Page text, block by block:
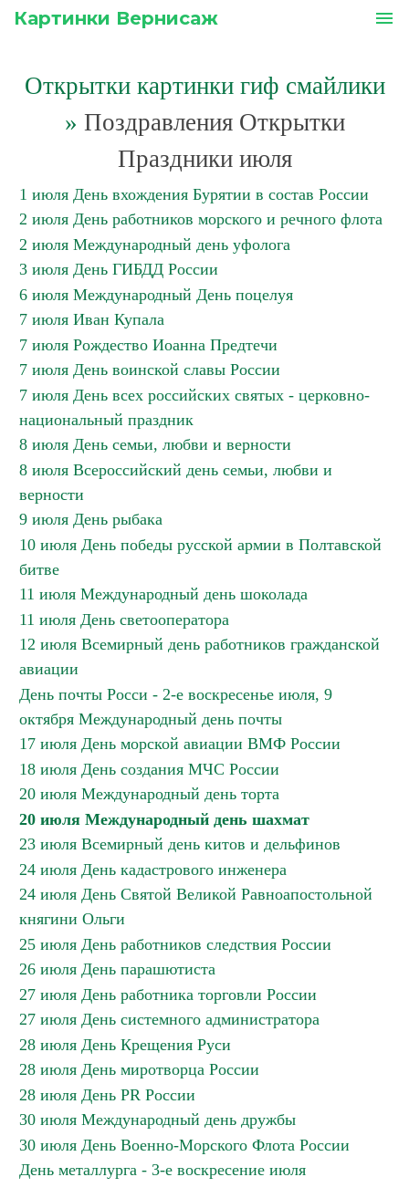
Картинки Вернисаж menu
Открытки картинки гиф смайлики
» Поздравления Открытки
Праздники июля
1 июля День вхождения Бурятии в состав России
2 июля День работников морского и речного флота
2 июля Международный день уфолога
3 июля День ГИБДД России
6 июля Международный День поцелуя
7 июля Иван Купала
7 июля Рождество Иоанна Предтечи
7 июля День воинской славы России
7 июля День всех российских святых - церковно-
национальный праздник
8 июля День семьи, любви и верности
8 июля Всероссийский день семьи, любви и
верности
9 июля День рыбака
10 июля День победы русской армии в Полтавской
битве
11 июля Международный день шоколада
11 июля День светооператора
12 июля Всемирный день работников гражданской
авиации
День почты Росси - 2-е воскресенье июля, 9
октября Международный день почты
17 июля День морской авиации ВМФ России
18 июля День создания МЧС России
20 июля Международный день торта
20 июля Международный день шахмат
23 июля Всемирный день китов и дельфинов
24 июля День кадастрового инженера
24 июля День Святой Великой Равноапостольной
княгини Ольги
25 июля День работников следствия России
26 июля День парашютиста
27 июля День работника торговли России
27 июля День системного администратора
28 июля День Крещения Руси
28 июля День миротворца России
28 июля День PR России
30 июля Международный день дружбы
30 июля День Военно-Морского Флота России
День металлурга - 3-е воскресение июля